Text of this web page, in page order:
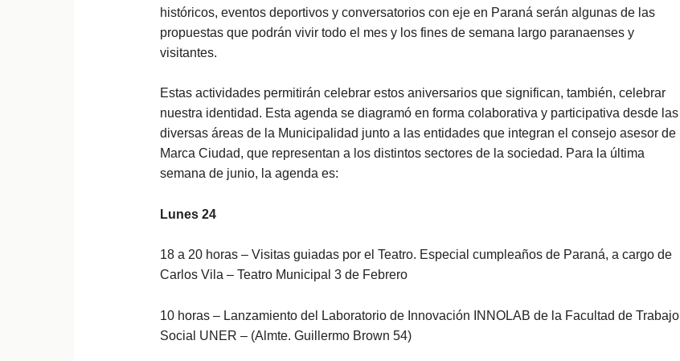
históricos, eventos deportivos y conversatorios con eje en Paraná serán algunas de las
propuestas que podrán vivir todo el mes y los fines de semana largo paranaenses y
visitantes.
Estas actividades permitirán celebrar estos aniversarios que significan, también, celebrar
nuestra identidad. Esta agenda se diagramó en forma colaborativa y participativa desde las
diversas áreas de la Municipalidad junto a las entidades que integran el consejo asesor de
Marca Ciudad, que representan a los distintos sectores de la sociedad. Para la última
semana de junio, la agenda es:
Lunes 24
18 a 20 horas – Visitas guiadas por el Teatro. Especial cumpleaños de Paraná, a cargo de
Carlos Vila – Teatro Municipal 3 de Febrero
10 horas – Lanzamiento del Laboratorio de Innovación INNOLAB de la Facultad de Trabajo
Social UNER – (Almte. Guillermo Brown 54)